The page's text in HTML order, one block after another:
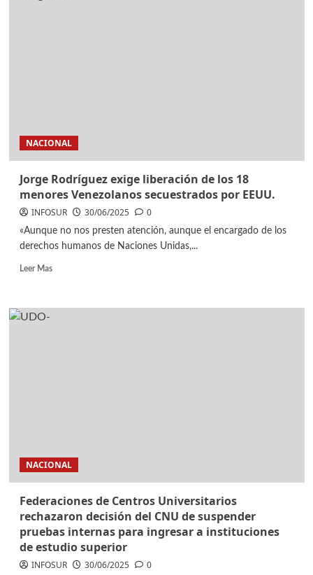
NACIONAL
Jorge Rodríguez exige liberación de los 18
menores Venezolanos secuestrados por EEUU.
INFOSUR 30/06/2025 0
«Aunque no nos presten atención, aunque el encargado de los
derechos humanos de Naciones Unidas,...
Leer Mas
NACIONAL
Federaciones de Centros Universitarios
rechazaron decisión del CNU de suspender
pruebas internas para ingresar a instituciones
de estudio superior
INFOSUR 30/06/2025 0